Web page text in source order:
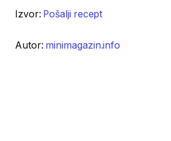
Izvor: Pošalji recept
Autor: minimagazin.info